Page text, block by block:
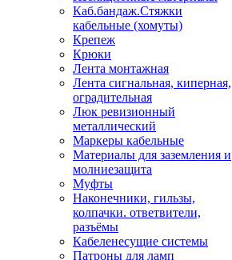
Каб.бандаж.Стяжки
кабельные (хомуты)
Крепеж
Крюки
Лента монтажная
Лента сигнальная, киперная,
оградительная
Люк ревизионный
металлический
Маркеры кабельные
Материалы для заземления и
молниезащита
Муфты
Наконечники, гильзы,
колпачки. ответвители,
разъёмы
Кабеленесущие системы
Патроны для ламп